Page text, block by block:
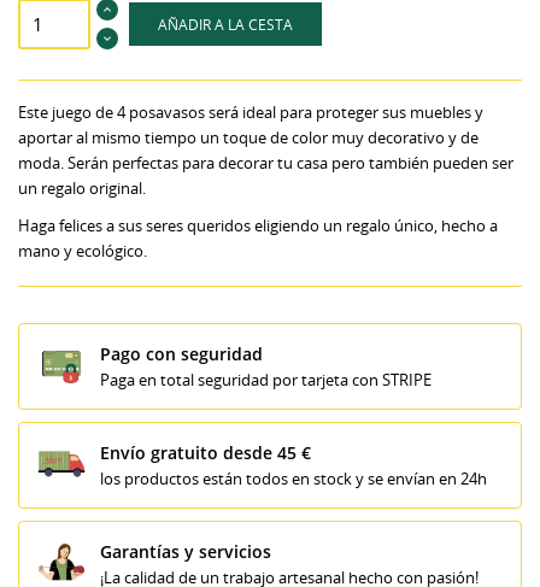
AÑADIR A LA CESTA
Este juego de 4 posavasos será ideal para proteger sus muebles y
aportar al mismo tiempo un toque de color muy decorativo y de
moda. Serán perfectas para decorar tu casa pero también pueden ser
un regalo original.
Haga felices a sus seres queridos eligiendo un regalo único, hecho a
mano y ecológico.
Pago con seguridad
Paga en total seguridad por tarjeta con STRIPE
Envío gratuito desde 45 €
los productos están todos en stock y se envían en 24h
Garantías y servicios
¡La calidad de un trabajo artesanal hecho con pasión!